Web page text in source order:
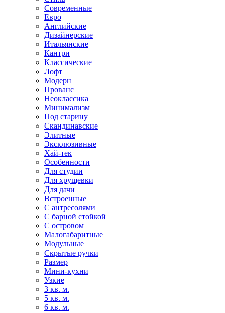
Современные
Евро
Английские
Дизайнерские
Итальянские
Кантри
Классические
Лофт
Модерн
Прованс
Неоклассика
Минимализм
Под старину
Скандинавские
Элитные
Эксклюзивные
Хай-тек
Особенности
Для студии
Для хрущевки
Для дачи
Встроенные
С антресолями
С барной стойкой
С островом
Малогабаритные
Модульные
Скрытые ручки
Размер
Мини-кухни
Узкие
3 кв. м.
5 кв. м.
6 кв. м.